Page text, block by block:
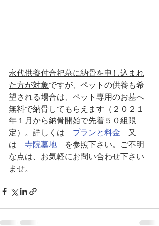
永代供養付合祀墓に納骨を申し込まれ
た方が対象ですが、ペットの供養も希
望される場合は、ペット専用のお墓へ
無料で納骨してもらえます（２０２１
年１月から納骨開始で先着５０組限
定）。詳しくは プランと料金 又
は 寺院墓地
を参照下さい。ご不明
な点は、お気軽にお問い合わせ下さい
ませ。